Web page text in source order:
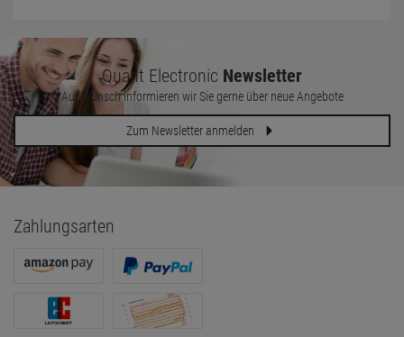
Quant Electronic Newsletter
Auf Wunsch informieren wir Sie gerne über neue Angebote
Zum Newsletter anmelden
Zahlungsarten